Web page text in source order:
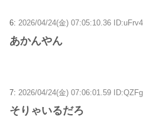
6: 2026/04/24(金) 07:05:10.36
あかんやん
7: 2026/04/24(金) 07:06:01.59
そりゃいるだろ